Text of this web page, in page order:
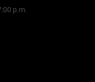
p.m.